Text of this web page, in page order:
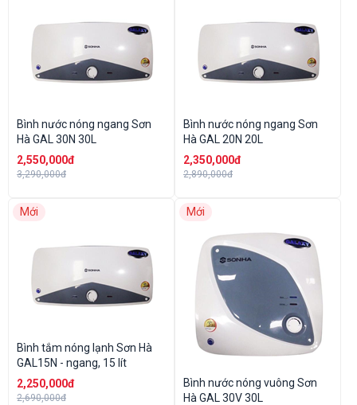
Bình nước nóng ngang Sơn
Hà GAL 30N 30L
2,550,000đ
3,290,000đ
Bình nước nóng ngang Sơn
Hà GAL 20N 20L
2,350,000đ
2,890,000đ
Mới
Bình tắm nóng lạnh Sơn Hà
GAL15N - ngang, 15 lít
2,250,000đ
2,690,000đ
Mới
Bình nước nóng vuông Sơn
Hà GAL 30V 30L